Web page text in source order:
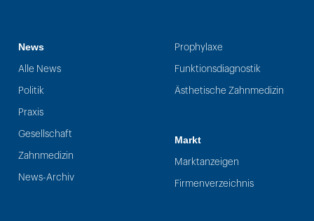
News
Alle News
Politik
Praxis
Gesellschaft
Zahnmedizin
News-Archiv
Prophylaxe
Funktionsdiagnostik
Ästhetische Zahnmedizin
Markt
Marktanzeigen
Firmenverzeichnis